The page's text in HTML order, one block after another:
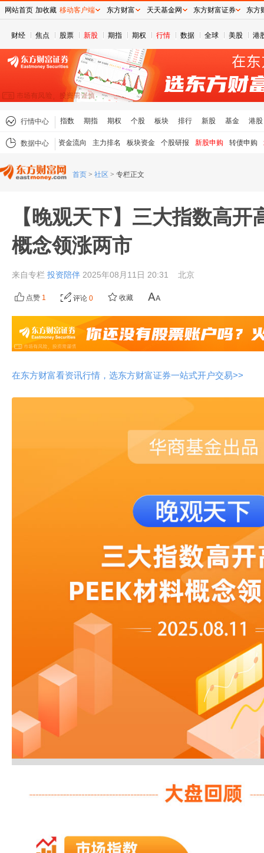
财经 焦点 股票 新股 期指 期权 行情 数据 全球 美股 港
行情中心 指数 期指 期权 个股 板块 排行 新股 基金 港股
数据中心 资金流向 主力排名 板块资金 个股研报 新股申购 转债申购
首页 > 社区 > 专栏正文
【晚观天下】三大指数高
概念领涨两市
来自专栏 投资陪伴 2025年08月11日 20:31 北京
点赞 1 评论 0 收藏
在东方财富看资讯行情，选东方财富证券一站式开户交易>>
网站首页 加收藏 移动客户端 东方财富 天天基金网 东方财富证券 东方